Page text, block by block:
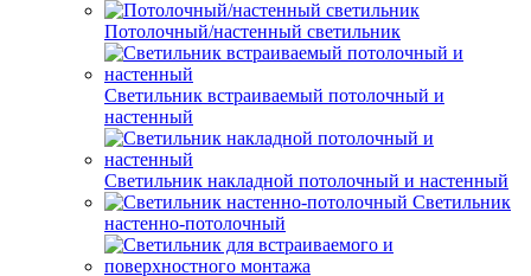
Потолочный/настенный светильник
Светильник встраиваемый потолочный и
настенный
Светильник накладной потолочный и настенный
Светильник
настенно-потолочный